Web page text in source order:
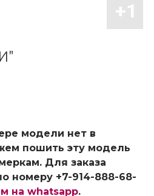
модели нет в
пошить эту модель
Для заказа
номеру +7-914-888-68-
на whatsapp.